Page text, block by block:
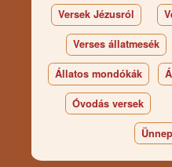
Versek Jézusról
Verses állatmesék
Állatos mondókák
Óvodás versek